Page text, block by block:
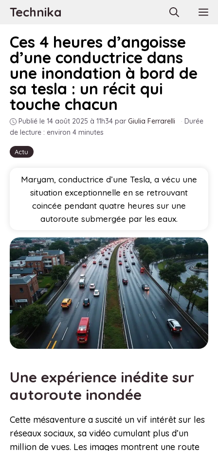
AllerTechnika
Actu
Ces 4 heures d’angoisse
d’une conductrice dans
une inondation à bord de
sa tesla : un récit qui
touche chacun
Publié le 14 août 2025 à 11h34 par Giulia Ferrarelli · Durée
de lecture : environ 4 minutes
Maryam, conductrice d’une Tesla, a vécu une
situation exceptionnelle en se retrouvant
coincée pendant quatre heures sur une
autoroute submergée par les eaux.
Une expérience inédite sur
autoroute inondée
Cette mésaventure a suscité un vif intérêt sur les
réseaux sociaux, sa vidéo cumulant plus d’un
million de vues. Les images montrent une route